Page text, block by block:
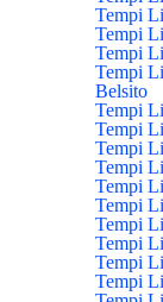
Tempi
Tempi
Tempi
Tempi
Belsito
Tempi
Tempi
Tempi
Tempi
Tempi
Tempi
Tempi
Tempi
Tempi
Tempi